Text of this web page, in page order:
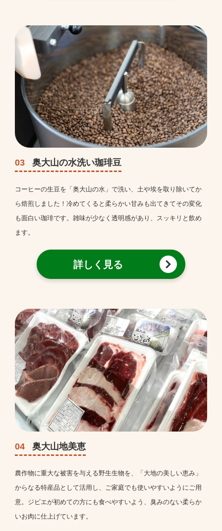
03 奥大山の水洗い珈琲豆
コーヒーの生豆を「奥大山の水」で洗い、土や埃を取り除いてか
ら焙煎しました！冷めてくると柔らかい甘みも出てきてその変化
も面白い珈琲です。雑味が少なく透明感があり、スッキリと飲め
ます。
詳しく見る
04 奥大山地美恵
農作物に重大な被害を与える野生生物を、「大地の美しい恵み」
からなる特産品として活用し、ご家庭でも使いやすいようにご用
意。ジビエが初めての方にも食べやすいよう、臭みのない柔らか
いお肉に仕上げています。